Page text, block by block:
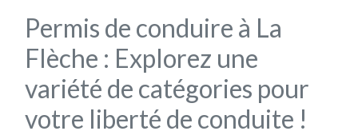
Permis de conduire à La
Flèche : Explorez une
variété de catégories pour
votre liberté de conduite !